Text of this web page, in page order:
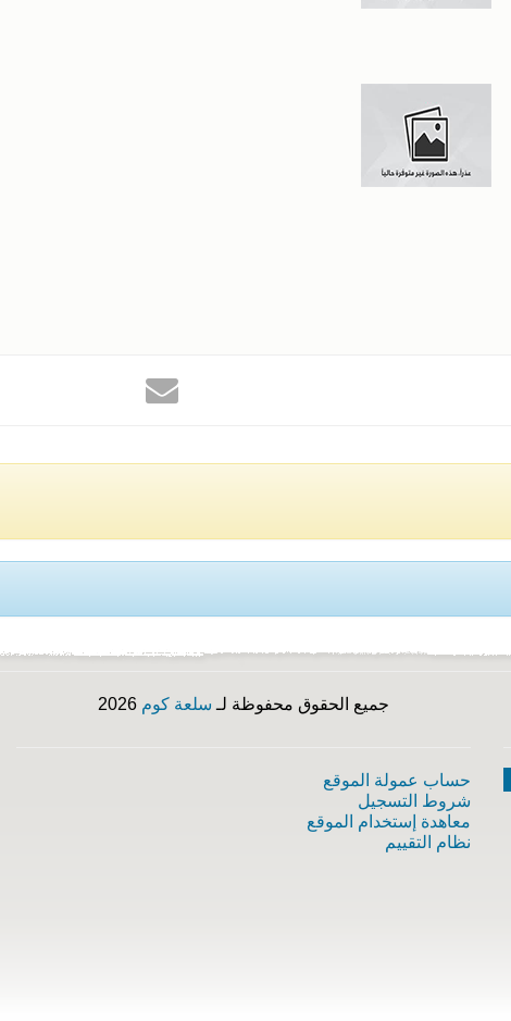
جميع الحقوق محفوظة لـ سلعة كوم
حساب عمولة الموقع
شروط التسجيل
معاهدة إستخدام الموقع
نظام التقييم